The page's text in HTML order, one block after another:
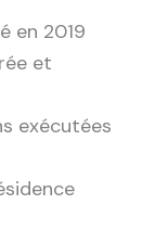
en 2019
et
exécutées